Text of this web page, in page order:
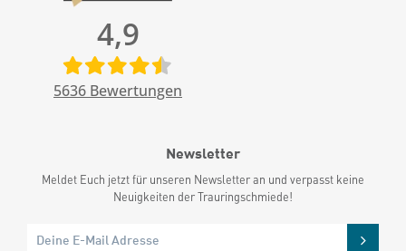
4,9
5636 Bewertungen
Newsletter
Meldet Euch jetzt für unseren Newsletter an und verpasst keine
Neuigkeiten der Trauringschmiede!